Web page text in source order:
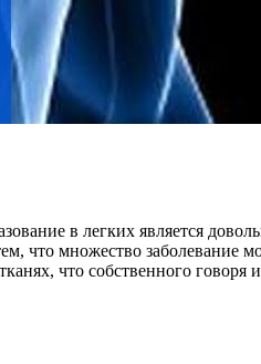
в легких является
что множество заболевание
что собственного говоря